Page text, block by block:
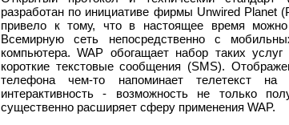
разработан по инициативе фирмы Unwired Planet
привело к тому, что в настоящее время
Всемирную сеть непосредственно с
компьютера. WAP обогащает набор таких
короткие текстовые сообщения (SMS).
телефона чем-то напоминает телетекст на
интерактивность - возможность не только
существенно расширяет сферу применения WAP.